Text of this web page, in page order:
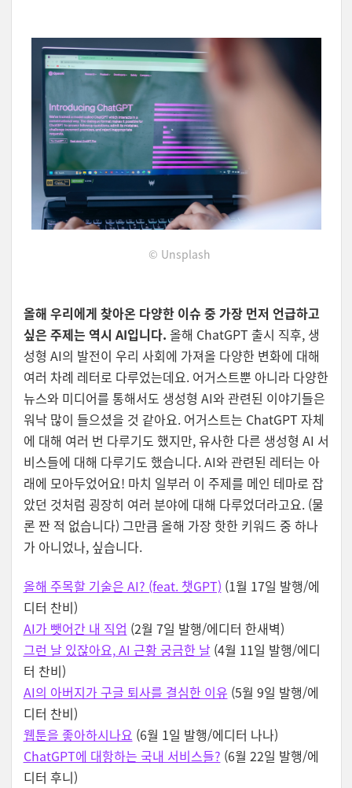
© Unsplash
올해 우리에게 찾아온 다양한 이슈 중 가장 먼저 언급하고
싶은 주제는 역시 AI입니다. 올해 ChatGPT 출시 직후, 생
성형 AI의 발전이 우리 사회에 가져올 다양한 변화에 대해
여러 차례 레터로 다루었는데요. 어거스트뿐 아니라 다양한
뉴스와 미디어를 통해서도 생성형 AI와 관련된 이야기들은
워낙 많이 들으셨을 것 같아요. 어거스트는 ChatGPT 자체
에 대해 여러 번 다루기도 했지만, 유사한 다른 생성형 AI 서
비스들에 대해 다루기도 했습니다. AI와 관련된 레터는 아
래에 모아두었어요! 마치 일부러 이 주제를 메인 테마로 잡
았던 것처럼 굉장히 여러 분야에 대해 다루었더라고요. (물
론 짠 적 없습니다) 그만큼 올해 가장 핫한 키워드 중 하나
가 아니었나, 싶습니다.
올해 주목할 기술은 AI? (feat. 챗GPT) (1월 17일 발행/에
디터 찬비)
AI가 뺏어간 내 직업 (2월 7일 발행/에디터 한새벽)
그런 날 있잖아요, AI 근황 궁금한 날(4월 11일 발행/에디
터 찬비)
AI의 아버지가 구글 퇴사를 결심한 이유 (5월 9일 발행/에
디터 찬비)
웹툰을 좋아하시나요 (6월 1일 발행/에디터 나나)
ChatGPT에 대항하는 국내 서비스들? (6월 22일 발행/에
디터 후니)